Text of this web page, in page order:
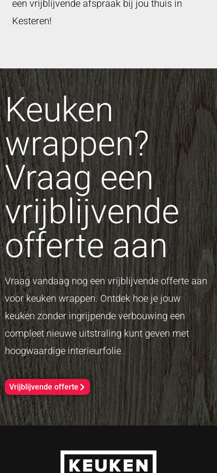
een vrijblijvende afspraak bij jou thuis in
Kesteren!
Keuken
wrappen?
Vraag een
vrijblijvende
offerte aan
Vraag vandaag nog een vrijblijvende offerte aan
voor keuken wrappen. Ontdek hoe je jouw
keuken zonder ingrijpende verbouwing een
compleet nieuwe uitstraling kunt geven met
hoogwaardige interieurfolie.
Vrijblijvende offerte